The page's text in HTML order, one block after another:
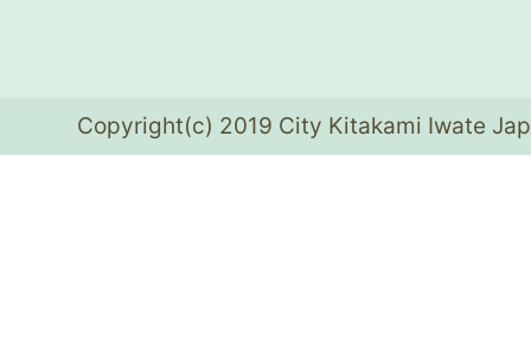
Copyright(c) 2019 City Kitakami Iwate